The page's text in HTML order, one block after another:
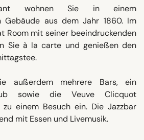
wohnen Sie in einem
Gebäude aus dem Jahr 1860. Im
Room mit seiner beeindruckenden
Sie à la carte und genießen den
außerdem mehrere Bars, ein
sowie die Veuve Clicquot
zu einem Besuch ein. Die Jazzbar
mit Essen und Livemusik.